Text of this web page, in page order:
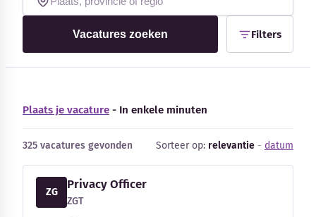
Auteurs
Vacatures zoeken Filters
Plaats je vacature - In enkele minuten
325 vacatures gevonden Sorteer op: relevantie - datum
ZG
Privacy Officer
ZGT